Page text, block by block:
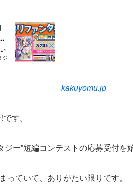
kakuyomu.jp
す。
ー”短編コンテストの応募受付を
っていて、ありがたい限りです。